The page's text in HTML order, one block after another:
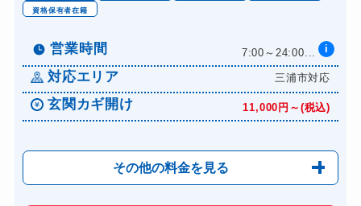
資格保有者在籍
営業時間 7:00～24:00... i
対応エリア 三浦市対応
玄関カギ開け 11,000円～(税込)
その他の料金を見る